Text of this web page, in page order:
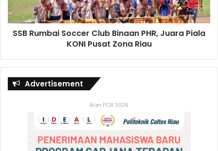
SSB Rumbai Soccer Club Binaan PHR, Juara Piala
KONI Pusat Zona Riau
Advertisement
Iklan PCR 2026